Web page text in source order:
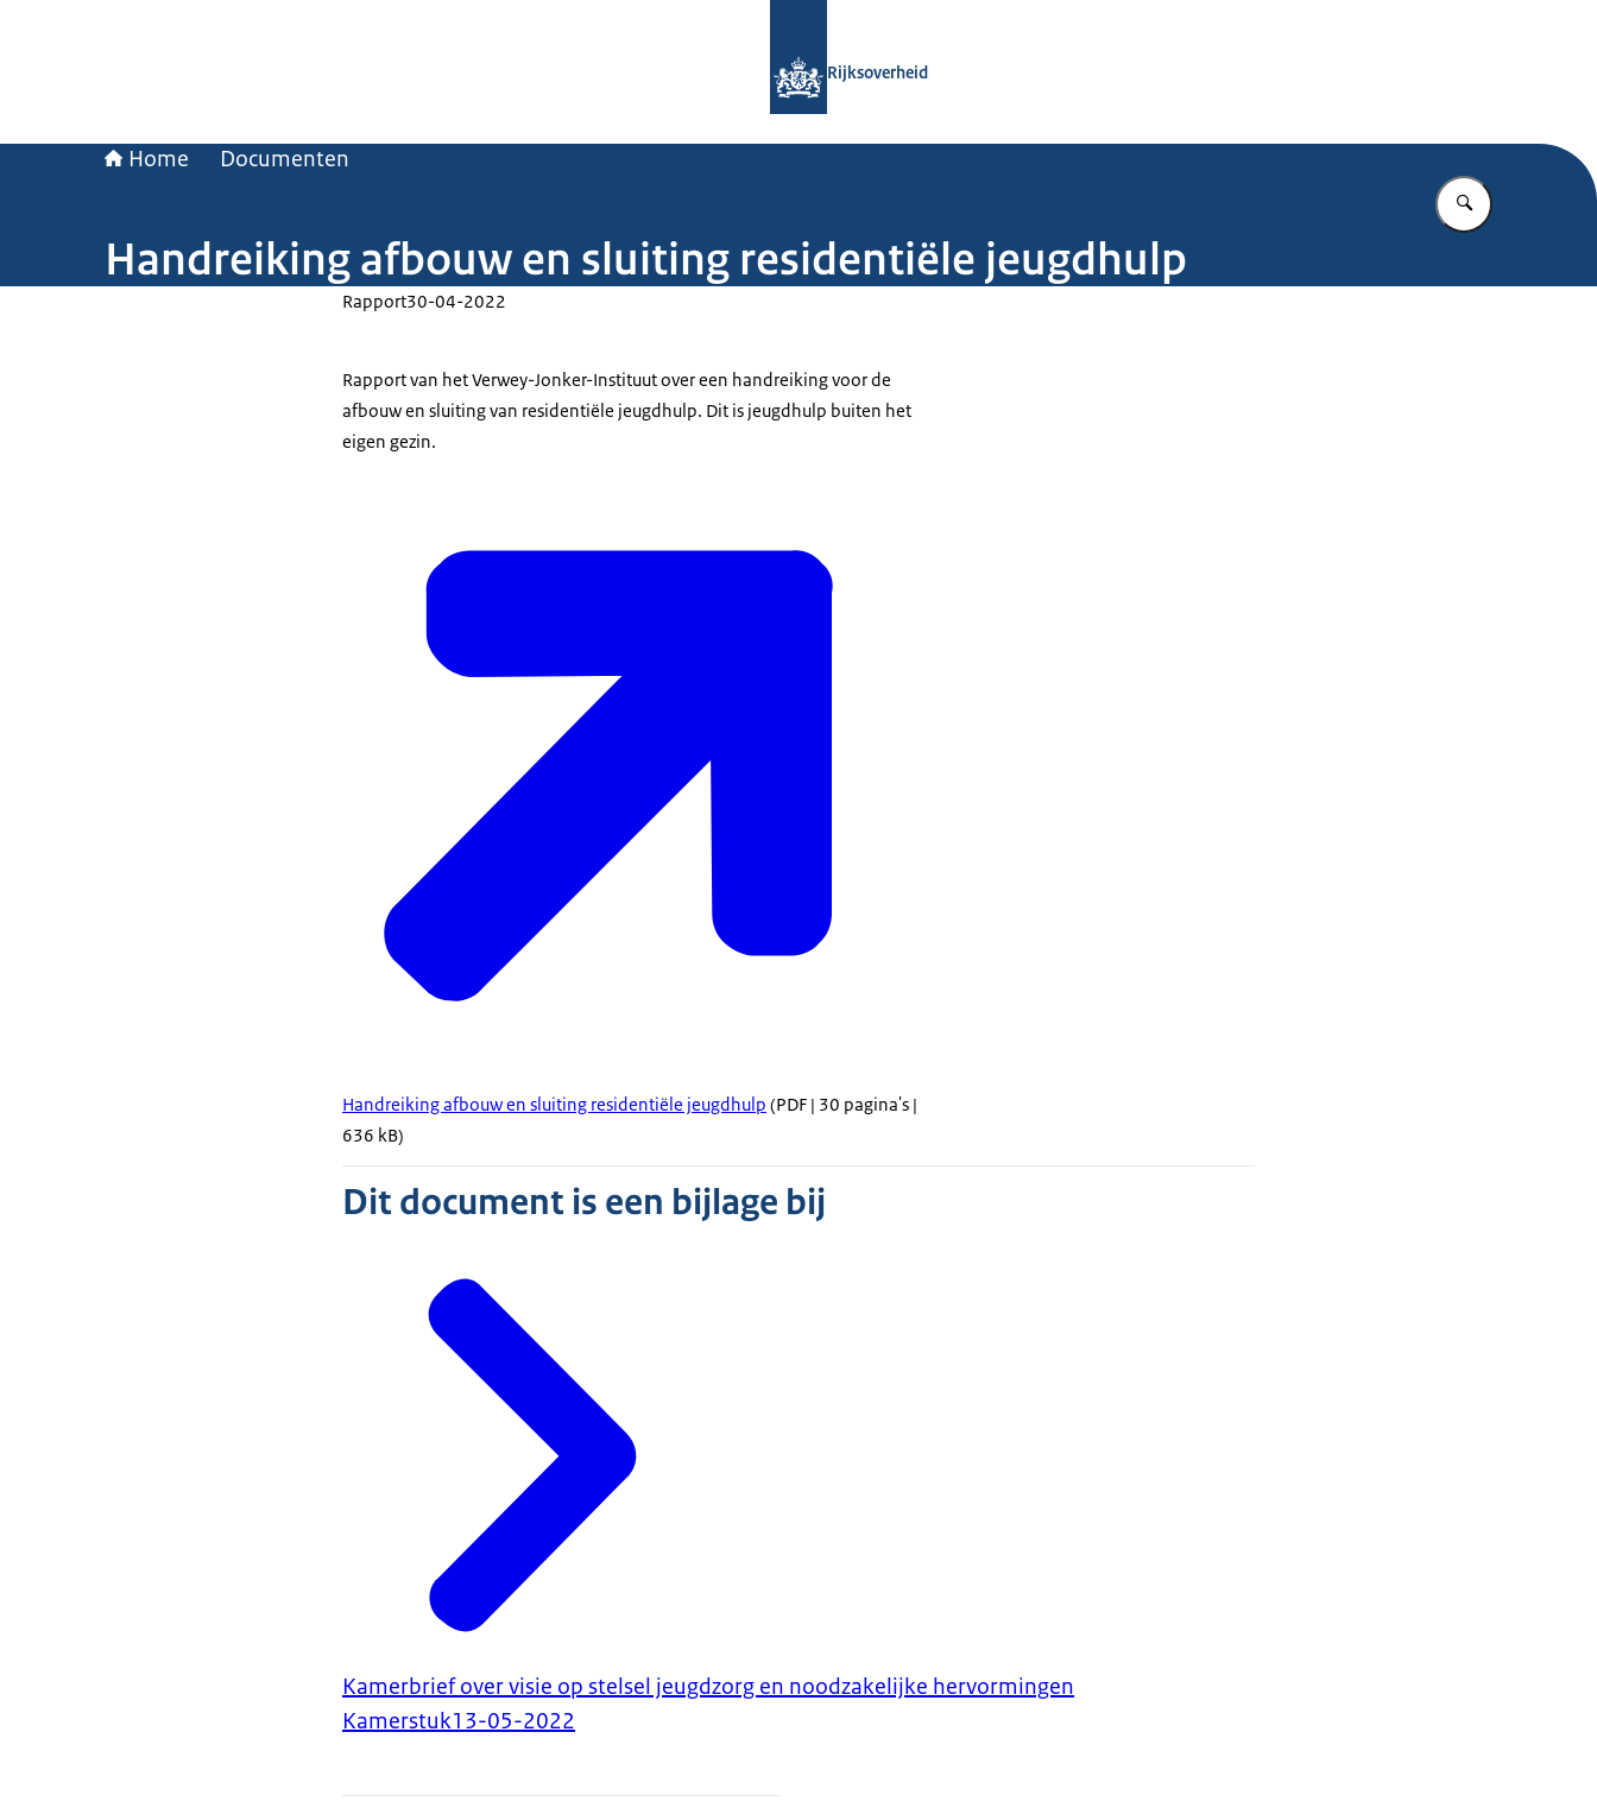
Rijksoverheid
Home Documenten
Vul in wat u
Handreiking afbouw en sluiting residentiële jeugdhulp
Rapport30-04-2022
Rapport van het Verwey-Jonker-Instituut over een handreiking voor de
afbouw en sluiting van residentiële jeugdhulp. Dit is jeugdhulp buiten het
eigen gezin.
Handreiking afbouw en sluiting residentiële jeugdhulp (PDF | 30 pagina's |
636 kB)
Dit document is een bijlage bij
Kamerbrief over visie op stelsel jeugdzorg en noodzakelijke hervormingen
Kamerstuk13-05-2022